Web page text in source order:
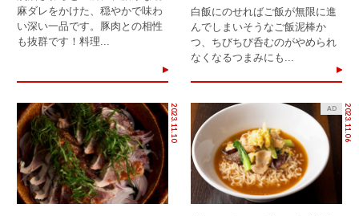
麻ダレをかけた、穏やかで味わ
い深い一品です。豚肉との相性
も抜群です！料理...
白飯にのせればご飯が無限に進
んでしまいそうなご飯泥棒か
つ、ちびちび呑むのがやめられ
なくなるつまみにも...
2023.11.10 2023.11.06
AD